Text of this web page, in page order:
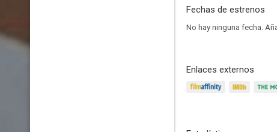
Fechas de estrenos
No hay ninguna fecha.
Enlaces externos